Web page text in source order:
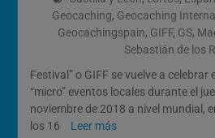
Geocaching, Geocaching
Geocachingspain, GIFF, GS,
Sebastián de los
Festival” o GIFF se vuelve a
“micro” eventos locales durante el
noviembre de 2018 a nivel mundial,
los 16
Leer más